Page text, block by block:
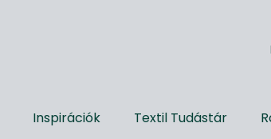
Inspirációk Textil Tudástár